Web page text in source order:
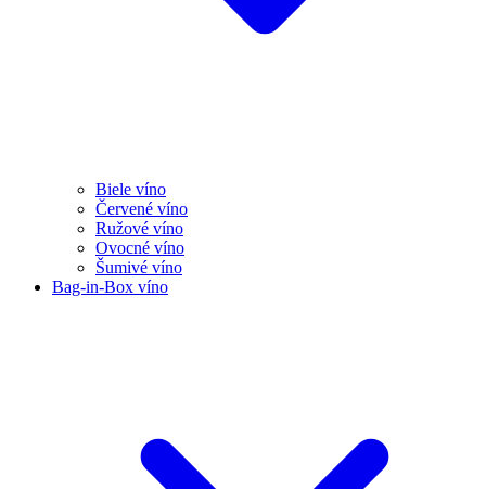
Biele víno
Červené víno
Ružové víno
Ovocné víno
Šumivé víno
Bag-in-Box víno